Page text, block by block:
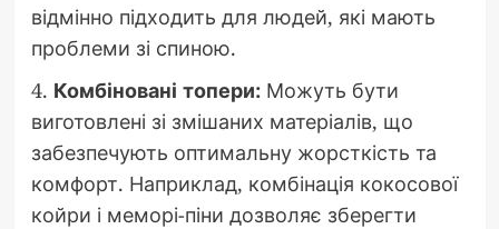
відмінно підходить для людей, які мають
проблеми зі спиною.
4. Комбіновані топери:Можуть бути
виготовлені зі змішаних матеріалів, що
забезпечують оптимальну жорсткість та
комфорт. Наприклад, комбінація кокосової
койри і меморі-піни дозволяє зберегти